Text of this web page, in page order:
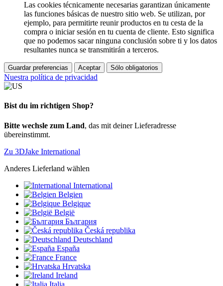
Las cookies técnicamente necesarias garantizan únicamente
las funciones básicas de nuestro sitio web. Se utilizan, por
ejemplo, para permitirte reunir productos en tu cesta de la
compra o iniciar sesión en tu cuenta de cliente. Esto significa
que no podemos sacar ninguna conclusión sobre ti y los datos
resultantes nunca se transmitirán a terceros.
Guardar preferencias Aceptar Sólo obligatorios
Nuestra política de privacidad
Bist du im richtigen Shop?
Bitte wechsle zum Land, das mit deiner Lieferadresse
übereinstimmt.
Zu 3DJake International
Anderes Lieferland wählen
International
Belgien
Belgique
België
България
Česká republika
Deutschland
España
France
Hrvatska
Ireland
Italia